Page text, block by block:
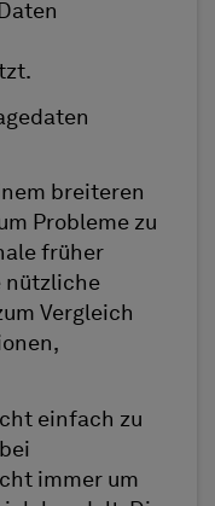
breiteren
Probleme zu
früher
nützliche
Vergleich
einfach zu
immer um